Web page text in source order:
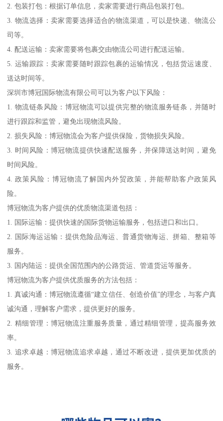
2. 包装打包：根据订单信息，卖家需要进行商品包装打包。
3. 物流选择：卖家需要选择适合的物流渠道，可以是快递、物流公
司等。
4. 配送运输：卖家需要将包裹交由物流公司进行配送运输。
5. 运输跟踪：卖家需要随时跟踪包裹的运输情况，包括货运速度、
送达时间等。
深圳市博冠国际物流有限公司可以为客户以下风险：
1. 物流链条风险：博冠物流可以提供完整的物流服务链条，并随时
进行跟踪和监管，避免出现物流风险。
2. 损失风险：博冠物流会为客户提供保险，货物损失风险。
3. 时间风险：博冠物流提供快速配送服务，并保障送达时间，避免
时间风险。
4. 政策风险：博冠物流了解国内外贸政策，并能帮助客户政策风
险。
博冠物流为客户提供的优质物流渠道包括：
1. 国际运输：提供快速的国际货物运输服务，包括进口和出口。
2. 国际海运运输：提供危险品海运、普通货物海运、拼箱、整箱等
服务。
3. 国内陆运：提供全国范围内的公路货运、管道货运等服务。
博冠物流为客户提供优质服务的方法包括：
1. 真诚沟通：博冠物流遵循“建立信任、创造价值”的理念，与客户真
诚沟通，理解客户需求，提供更好的服务。
2. 精细管理：博冠物流注重服务质量，通过精细管理，提高服务效
率。
3. 追求卓越：博冠物流追求卓越，通过不断改进，提供更加优质的
服务。